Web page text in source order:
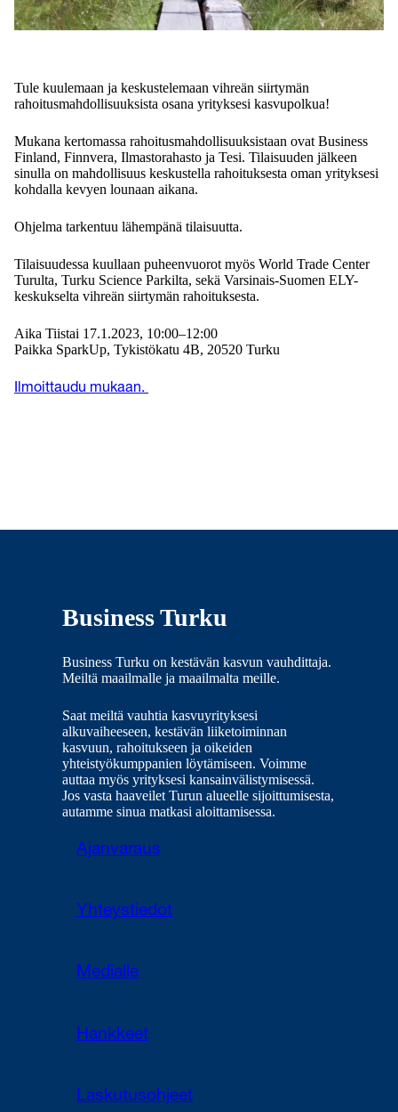
Tule kuulemaan ja keskustelemaan vihreän siirtymän
rahoitusmahdollisuuksista osana yrityksesi kasvupolkua!
Mukana kertomassa rahoitusmahdollisuuksistaan ovat Business
Finland, Finnvera, Ilmastorahasto ja Tesi. Tilaisuuden jälkeen
sinulla on mahdollisuus keskustella rahoituksesta oman yrityksesi
kohdalla kevyen lounaan aikana.
Ohjelma tarkentuu lähempänä tilaisuutta.
Tilaisuudessa kuullaan puheenvuorot myös World Trade Center
Turulta, Turku Science Parkilta, sekä Varsinais-Suomen ELY-
keskukselta vihreän siirtymän rahoituksesta.
Aika Tiistai 17.1.2023, 10:00–12:00
Paikka SparkUp, Tykistökatu 4B, 20520 Turku
Ilmoittaudu mukaan.
Business Turku
Business Turku on kestävän kasvun vauhdittaja.
Meiltä maailmalle ja maailmalta meille.
Saat meiltä vauhtia kasvuyrityksesi
alkuvaiheeseen, kestävän liiketoiminnan
kasvuun, rahoitukseen ja oikeiden
yhteistyökumppanien löytämiseen. Voimme
auttaa myös yrityksesi kansainvälistymisessä.
Jos vasta haaveilet Turun alueelle sijoittumisesta,
autamme sinua matkasi aloittamisessa.
Ajanvaraus
Yhteystiedot
Medialle
Hankkeet
Laskutusohjeet